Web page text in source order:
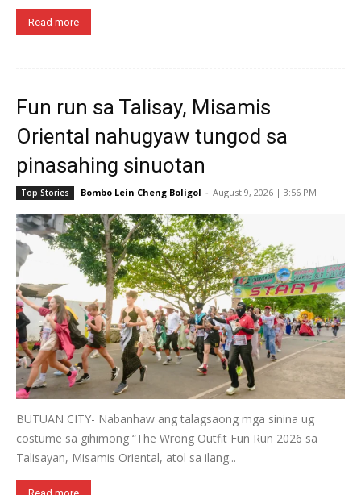
Read more
Fun run sa Talisay, Misamis
Oriental nahugyaw tungod sa
pinasahing sinuotan
Top Stories Bombo Lein Cheng Boligol - August 9, 2026 | 3:56 PM
BUTUAN CITY- Nabanhaw ang talagsaong mga sinina ug
costume sa gihimong “The Wrong Outfit Fun Run 2026 sa
Talisayan, Misamis Oriental, atol sa ilang...